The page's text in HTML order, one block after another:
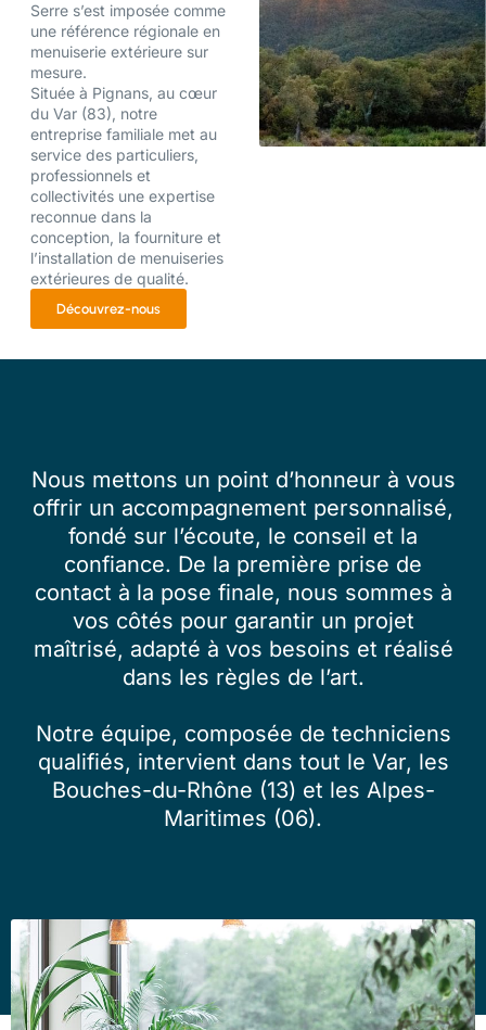
Serre s’est imposée comme
une référence régionale en
menuiserie extérieure sur
mesure.
Située à Pignans, au cœur
du Var (83), notre
entreprise familiale met au
service des particuliers,
professionnels et
collectivités une expertise
reconnue dans la
conception, la fourniture et
l’installation de menuiseries
extérieures de qualité.
Découvrez-nous
Nous mettons un point d’honneur à vous
offrir un accompagnement personnalisé,
fondé sur l’écoute, le conseil et la
confiance. De la première prise de
contact à la pose finale, nous sommes à
vos côtés pour garantir un projet
maîtrisé, adapté à vos besoins et réalisé
dans les règles de l’art.
Notre équipe, composée de techniciens
qualifiés, intervient dans tout le Var, les
Bouches-du-Rhône (13) et les Alpes-
Maritimes (06).